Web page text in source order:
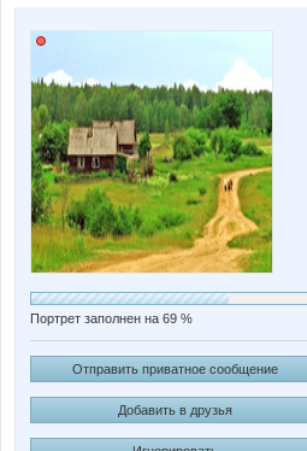
Портрет заполнен на 69 %
Отправить приватное сообщение
Добавить в друзья